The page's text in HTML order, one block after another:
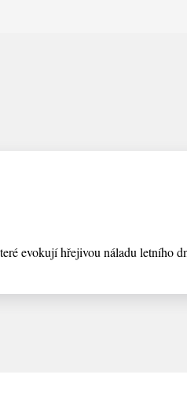
evokují hřejivou náladu letního